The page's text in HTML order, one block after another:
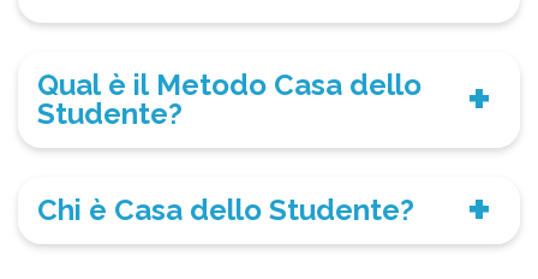
Qual è il Metodo Casa dello
Studente?
Chi è Casa dello Studente?